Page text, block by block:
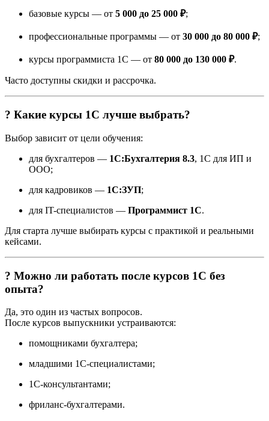
базовые курсы — от 5 000 до 25 000 ₽;
профессиональные программы — от 30 000 до 80 000 ₽;
курсы программиста 1С — от 80 000 до 130 000 ₽.
Часто доступны скидки и рассрочка.
? Какие курсы 1С лучше выбрать?
Выбор зависит от цели обучения:
для бухгалтеров — 1С:Бухгалтерия 8.3, 1С для ИП и
ООО;
для кадровиков — 1С:ЗУП;
для IT-специалистов — Программист 1С.
Для старта лучше выбирать курсы с практикой и реальными
кейсами.
? Можно ли работать после курсов 1С без
опыта?
Да, это один из частых вопросов.
После курсов выпускники устраиваются:
помощниками бухгалтера;
младшими 1С-специалистами;
1С-консультантами;
фриланс-бухгалтерами.